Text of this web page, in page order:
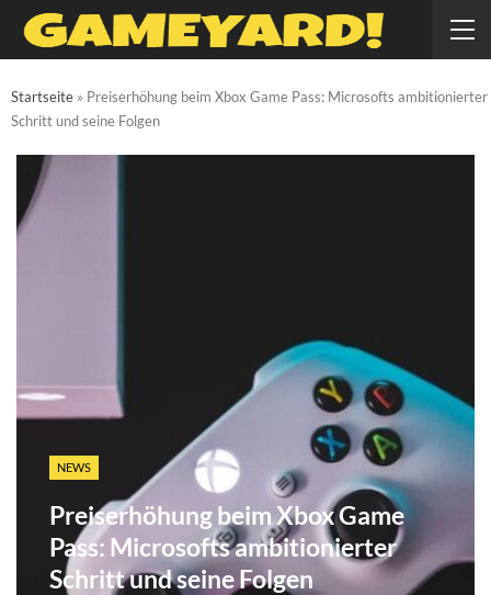
Startseite » Preiserhöhung beim Xbox Game Pass: Microsofts ambitionierter
Schritt und seine Folgen
NEWS
Preiserhöhung beim Xbox Game
Pass: Microsofts ambitionierter
Schritt und seine Folgen